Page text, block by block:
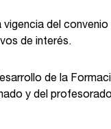
del
de interés.
de la
y del